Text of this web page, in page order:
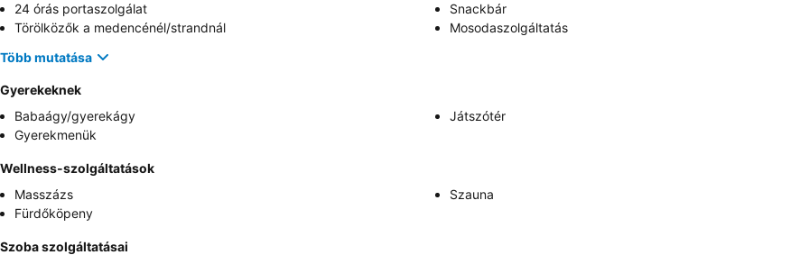
24 órás portaszolgálat
Snackbár
Törölközők a medencénél/strandnál
Mosodaszolgáltatás
Több mutatása
Gyerekeknek
Babaágy/gyerekágy
Játszótér
Gyerekmenük
Wellness-szolgáltatások
Masszázs
Szauna
Fürdőköpeny
Szoba szolgáltatásai